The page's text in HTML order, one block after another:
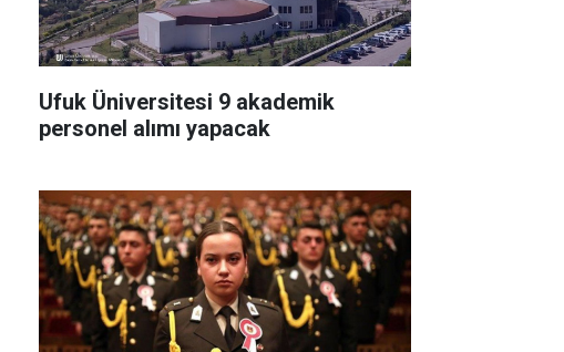
Ufuk Üniversitesi 9 akademik
personel alımı yapacak